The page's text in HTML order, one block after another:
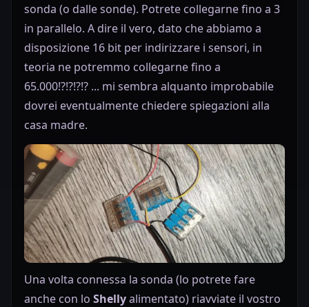
sonda (o dalle sonde). Potrete collegarne fino a 3
in parallelo. A dire il vero, dato che abbiamo a
disposizione 16 bit per indirizzare i sensori, in
teoria ne potremmo collegarne fino a
65.000!?!?!?!? ... mi sembra alquanto improbabile
dovrei eventualmente chiedere spiegazioni alla
casa madre.
Una volta connessa la sonda (lo potrete fare
anche con lo Shellyalimentato) riavviate il vostro